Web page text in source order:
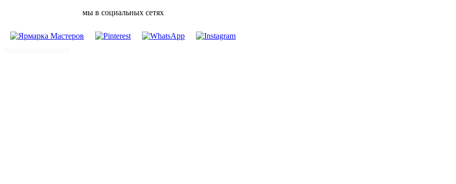
мы в социальных сетях